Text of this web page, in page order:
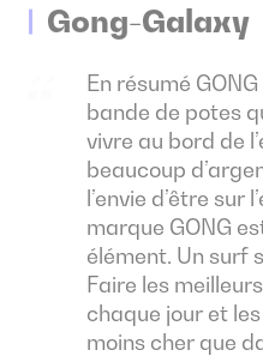
Gong-Galaxy
En résumé
bande de potes
vivre au bord de
beaucoup
l’envie d’être sur
marque GONG
élément. Un surf
Faire les
chaque jour et
moins cher que